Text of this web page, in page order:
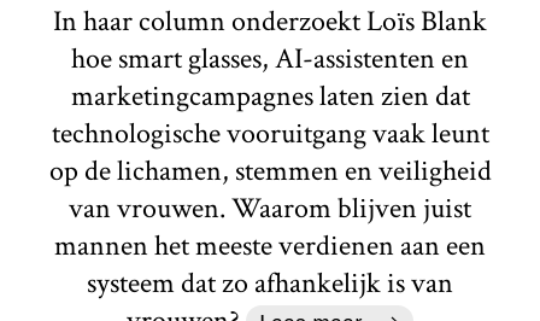
In haar column onderzoekt Loïs Blank
hoe smart glasses, AI-assistenten en
marketingcampagnes laten zien dat
technologische vooruitgang vaak leunt
op de lichamen, stemmen en veiligheid
van vrouwen. Waarom blijven juist
mannen het meeste verdienen aan een
systeem dat zo afhankelijk is van